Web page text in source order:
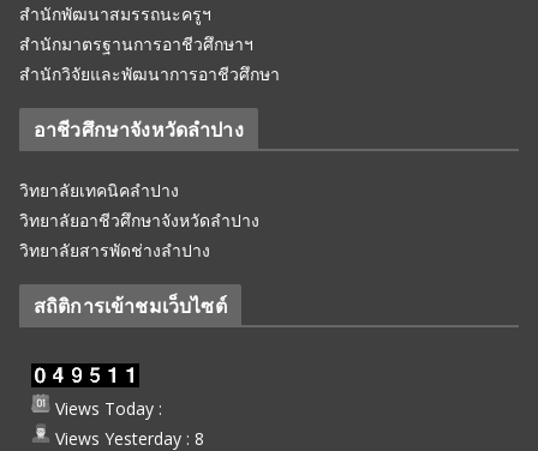
สำนักพัฒนาสมรรถนะครูฯ
สำนักมาตรฐานการอาชีวศึกษาฯ
สำนักวิจัยและพัฒนาการอาชีวศึกษา
อาชีวศึกษาจังหวัดลำปาง
วิทยาลัยเทคนิคลำปาง
วิทยาลัยอาชีวศึกษาจังหวัดลำปาง
วิทยาลัยสารพัดช่างลำปาง
สถิติการเข้าชมเว็บไซต์
Views Today :
Views Yesterday : 8